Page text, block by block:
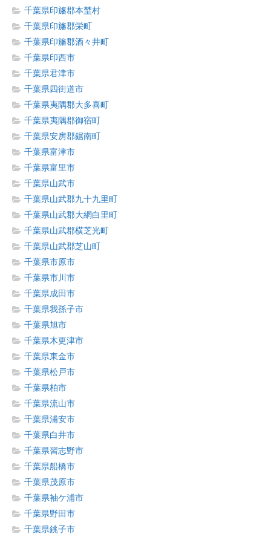
千葉県印旛郡本埜村
千葉県印旛郡栄町
千葉県印旛郡酒々井町
千葉県印西市
千葉県君津市
千葉県四街道市
千葉県夷隅郡大多喜町
千葉県夷隅郡御宿町
千葉県安房郡鋸南町
千葉県富津市
千葉県富里市
千葉県山武市
千葉県山武郡九十九里町
千葉県山武郡大網白里町
千葉県山武郡横芝光町
千葉県山武郡芝山町
千葉県市原市
千葉県市川市
千葉県成田市
千葉県我孫子市
千葉県旭市
千葉県木更津市
千葉県東金市
千葉県松戸市
千葉県柏市
千葉県流山市
千葉県浦安市
千葉県白井市
千葉県習志野市
千葉県船橋市
千葉県茂原市
千葉県袖ケ浦市
千葉県野田市
千葉県銚子市